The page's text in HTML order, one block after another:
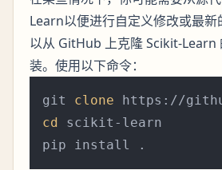
Learn以便进行自定义修改或最
以从 GitHub 上克隆 Scikit-Learn
装。使用以下命令：
git clone
cd scikit-learn